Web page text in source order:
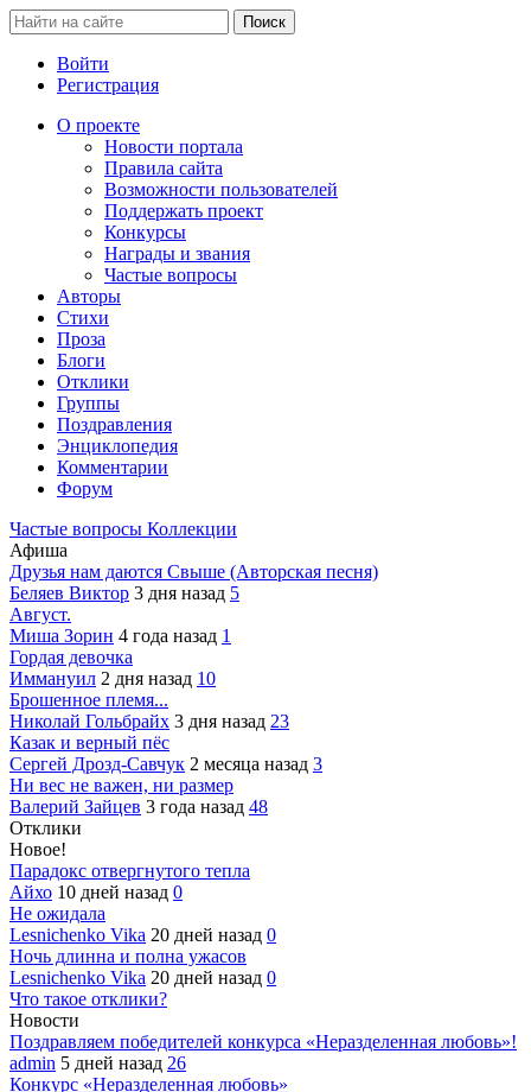
Войти
Регистрация
О проекте
Новости портала
Правила сайта
Возможности пользователей
Поддержать проект
Конкурсы
Награды и звания
Частые вопросы
Авторы
Стихи
Проза
Блоги
Отклики
Группы
Поздравления
Энциклопедия
Комментарии
Форум
Частые вопросы Коллекции
Афиша
Друзья нам даются Свыше (Авторская песня)
Беляев Виктор 3 дня назад 5
Август.
Миша Зорин 4 года назад 1
Гордая девочка
Иммануил 2 дня назад 10
Брошенное племя...
Николай Гольбрайх 3 дня назад 23
Казак и верный пёс
Сергей Дрозд-Савчук 2 месяца назад 3
Ни вес не важен, ни размер
Валерий Зайцев 3 года назад 48
Отклики
Новое!
Парадокс отвергнутого тепла
Айхо 10 дней назад 0
Не ожидала
Lesnichenko Vika 20 дней назад 0
Ночь длинна и полна ужасов
Lesnichenko Vika 20 дней назад 0
Что такое отклики?
Новости
Поздравляем победителей конкурса «Неразделенная любовь»!
admin 5 дней назад 26
Конкурс «Неразделенная любовь»